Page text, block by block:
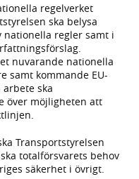
regelverket
ska belysa
regler samt i
nuvarande nationella
samt kommande EU-
ska
över möjligheten att
Transportstyrelsen
totalförsvarets behov
säkerhet i övrigt.